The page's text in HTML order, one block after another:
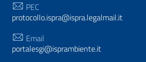
PEC
protocollo.ispra@ispra.legalmail.it
Email
portalesgi@isprambiente.it